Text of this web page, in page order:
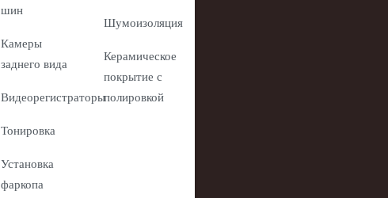
шин
Камеры
заднего вида
Видеорегистраторы
Тонировка
Установка
фаркопа
Шумоизоляция
Керамическое
покрытие с
полировкой